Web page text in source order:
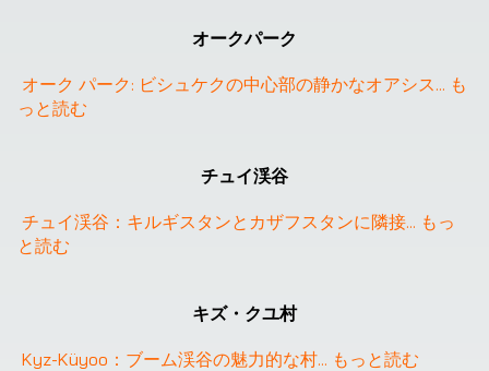
オークパーク
オーク パーク: ビシュケクの中心部の静かなオアシス... も
っと読む
チュイ渓谷
チュイ渓谷：キルギスタンとカザフスタンに隣接... もっ
と読む
キズ・クユ村
Kyz-Küyoo：ブーム渓谷の魅力的な村... もっと読む